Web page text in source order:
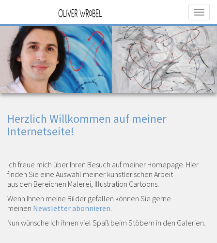
Direkt
zum
Inhalt
Herzlich Willkommen auf meiner
Internetseite!
Ich freue mich über Ihren Besuch auf meiner Homepage. Hier
finden Sie eine Auswahl meiner künstlerischen Arbeit
aus den Bereichen Malerei, Illustration Cartoons.
Wenn Ihnen meine Bilder gefallen können Sie gerne
meinen Newsletter abonnieren
Nun wünsche Ich ihnen viel Spaß beim Stöbern in den Galerien.